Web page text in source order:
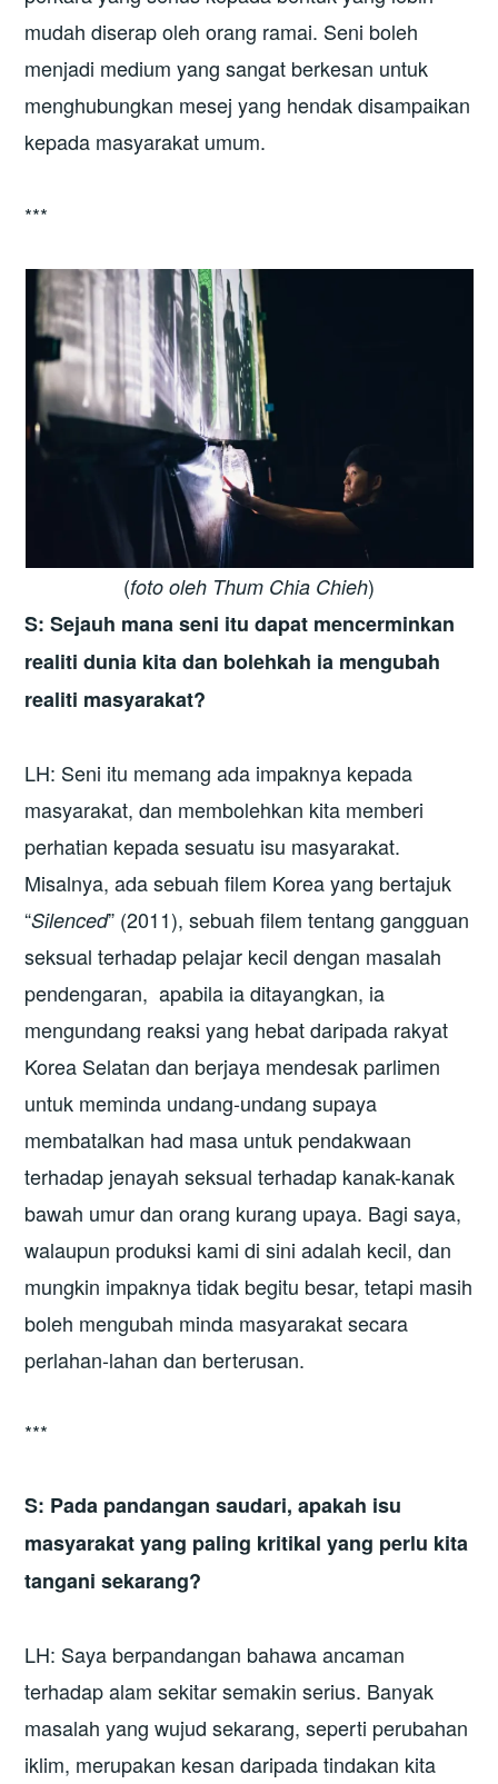
mudah diserap oleh orang ramai. Seni boleh
menjadi medium yang sangat berkesan untuk
menghubungkan mesej yang hendak disampaikan
kepada masyarakat umum.
***
(foto oleh Thum Chia Chieh)
S: Sejauh mana seni itu dapat mencerminkan
realiti dunia kita dan bolehkah ia mengubah
realiti masyarakat?
LH: Seni itu memang ada impaknya kepada
masyarakat, dan membolehkan kita memberi
perhatian kepada sesuatu isu masyarakat.
Misalnya, ada sebuah filem Korea yang bertajuk
“Silenced” (2011), sebuah filem tentang gangguan
seksual terhadap pelajar kecil dengan masalah
pendengaran, apabila ia ditayangkan, ia
mengundang reaksi yang hebat daripada rakyat
Korea Selatan dan berjaya mendesak parlimen
untuk meminda undang-undang supaya
membatalkan had masa untuk pendakwaan
terhadap jenayah seksual terhadap kanak-kanak
bawah umur dan orang kurang upaya. Bagi saya,
walaupun produksi kami di sini adalah kecil, dan
mungkin impaknya tidak begitu besar, tetapi masih
boleh mengubah minda masyarakat secara
perlahan-lahan dan berterusan.
***
S: Pada pandangan saudari, apakah isu
masyarakat yang paling kritikal yang perlu kita
tangani sekarang?
LH: Saya berpandangan bahawa ancaman
terhadap alam sekitar semakin serius. Banyak
masalah yang wujud sekarang, seperti perubahan
iklim, merupakan kesan daripada tindakan kita